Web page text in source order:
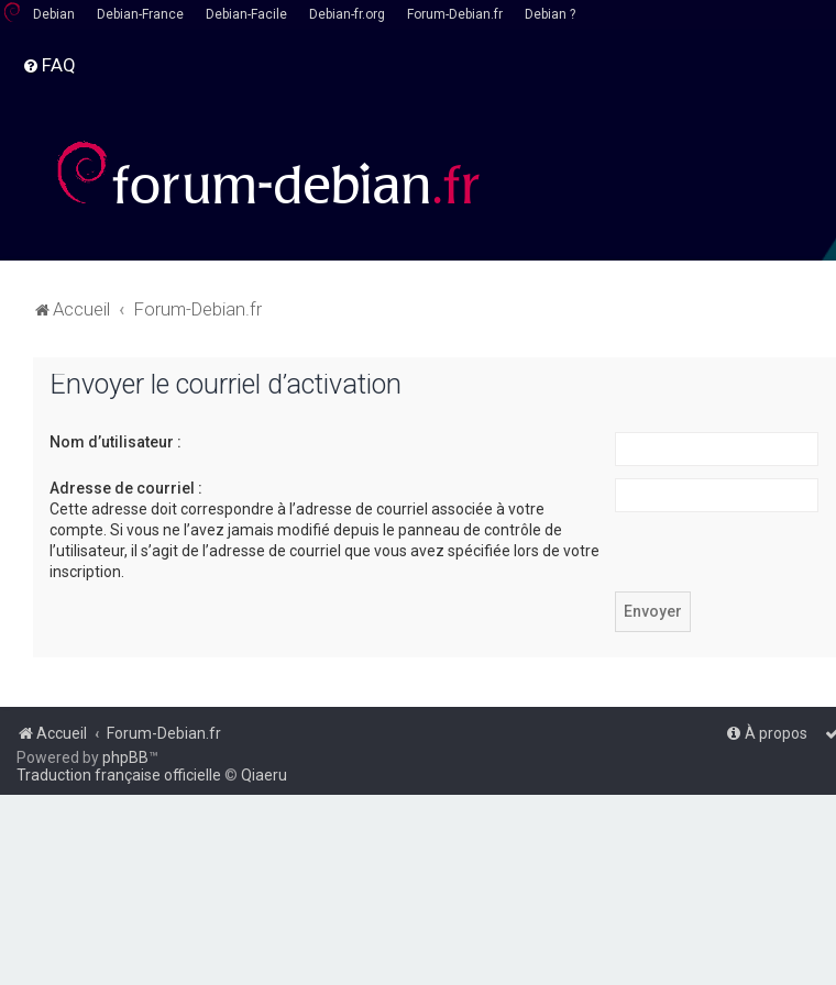
Debian Debian-France Debian-Facile Debian-fr.org Forum-Debian.fr Debian ?
FAQ
Accueil Forum-Debian.fr
Envoyer le courriel d’activation
Nom d’utilisateur :
Adresse de courriel :
Cette adresse doit correspondre à l’adresse de courriel associée à votre
compte. Si vous ne l’avez jamais modifié depuis le panneau de contrôle de
l’utilisateur, il s’agit de l’adresse de courriel que vous avez spécifiée lors de votre
inscription.
Accueil Forum-Debian.fr
À propos
Powered byphpBB™
Traduction française officielle © Qiaeru